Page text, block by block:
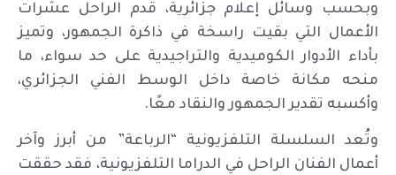
وبحسب وسائل إعلام جزائرية، قدم الراحل عشرات
الأعمال التي بقيت راسخة في ذاكرة الجمهور، وتميز
بأداء الأدوار الكوميدية والتراجيدية على حد سواء، ما
منحه مكانة خاصة داخل الوسط الفني الجزائري،
وأكسبه تقدير الجمهور والنقاد معًا.
وتُعد السلسلة التلفزيونية “الرباعة” من أبرز وآخر
أعمال الفنان الراحل في الدراما التلفزيونية، فقد حققت